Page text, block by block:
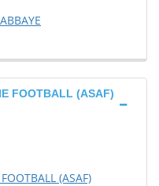
FOOTBALL (ASAF)
(ASAF)